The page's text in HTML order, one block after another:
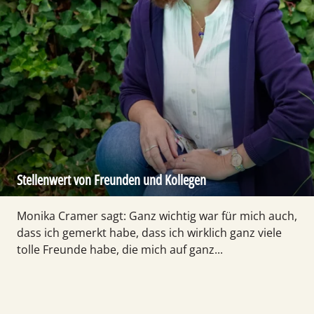
Stellenwert von Freunden und Kollegen
Monika Cramer sagt: Ganz wichtig war für mich auch,
dass ich gemerkt habe, dass ich wirklich ganz viele
tolle Freunde habe, die mich auf ganz...